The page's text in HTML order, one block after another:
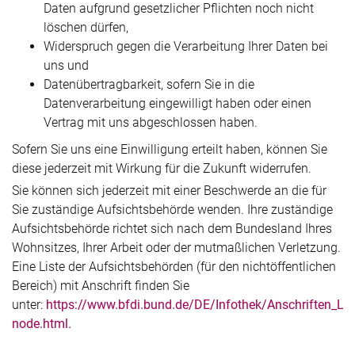
Daten aufgrund gesetzlicher Pflichten noch nicht
löschen dürfen,
Widerspruch gegen die Verarbeitung Ihrer Daten bei
uns und
Datenübertragbarkeit, sofern Sie in die
Datenverarbeitung eingewilligt haben oder einen
Vertrag mit uns abgeschlossen haben.
Sofern Sie uns eine Einwilligung erteilt haben, können Sie
diese jederzeit mit Wirkung für die Zukunft widerrufen.
Sie können sich jederzeit mit einer Beschwerde an die für
Sie zuständige Aufsichtsbehörde wenden. Ihre zuständige
Aufsichtsbehörde richtet sich nach dem Bundesland Ihres
Wohnsitzes, Ihrer Arbeit oder der mutmaßlichen Verletzung.
Eine Liste der Aufsichtsbehörden (für den nichtöffentlichen
Bereich) mit Anschrift finden Sie
unter: https://www.bfdi.bund.de/DE/Infothek/
node.html.